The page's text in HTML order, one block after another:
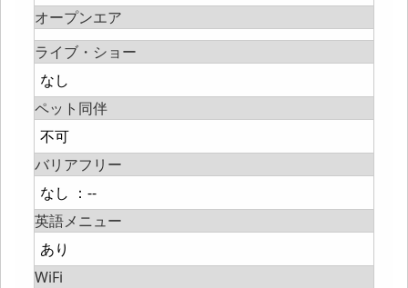
オープンエア
ライブ・ショー
なし
ペット同伴
不可
バリアフリー
なし ：--
英語メニュー
あり
WiFi